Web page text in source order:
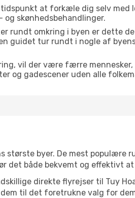
at forkæle dig selv med
skønhedsbehandlinger.
rundt omkring i byen er dette
guidet tur rundt i nogle af
vil der være færre mennesker,
og gadescener uden alle
største byer. De mest populære
det både bekvemt og effektivt at
direkte flyrejser til Tuy
til det foretrukne valg for